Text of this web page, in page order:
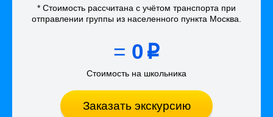
* Стоимость рассчитана с учётом транспорта при
отправлении группы из населенного пункта Москва
= 0 p
Стоимость на школьника
Заказать экскурсию